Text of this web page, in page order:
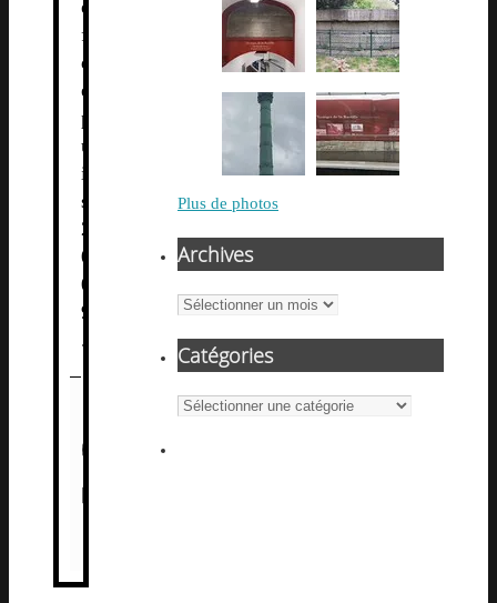
e
f
d
e
p
u
i
s
2
0
0
9
.
Plus de photos
Archives
Archives
Catégories
Catégories